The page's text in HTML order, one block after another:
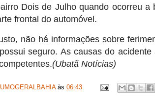
Dois de Julho quando ocorreu
frontal do automóvel.
não há informações sobre
seguro. As causas do
(Ubatã Notícias)
às 06:43